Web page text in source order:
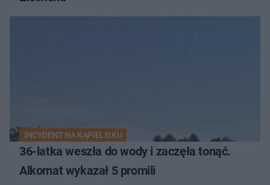
INCYDENT NA KĄPIELISKU
36-latka weszła do wody i zaczęła tonąć.
Alkomat wykazał 5 promili